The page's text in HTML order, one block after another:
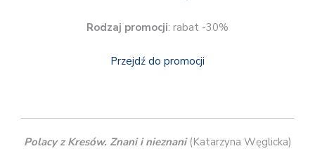
Rodzaj promocji: rabat -30%
Przejdź do promocji
Polacy z Kresów. Znani i nieznani(Katarzyna Węglicka)